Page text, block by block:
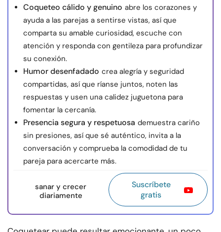
Coqueteo cálido y genuino abre los corazones y
ayuda a las parejas a sentirse vistas, así que
comparta su amable curiosidad, escuche con
atención y responda con gentileza para profundizar
su conexión.
Humor desenfadado crea alegría y seguridad
compartidas, así que ríanse juntos, noten las
respuestas y usen una calidez juguetona para
fomentar la cercanía.
Presencia segura y respetuosa demuestra cariño
sin presiones, así que sé auténtico, invita a la
conversación y comprueba la comodidad de tu
pareja para acercarte más.
sanar y crecer
diariamente
Suscríbete
gratis